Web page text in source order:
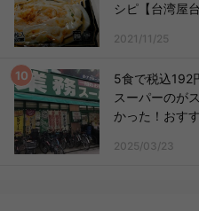
シピ【台湾屋
2021/11/25
5食で税込192
スーパーのが
かった！おす
2025/03/23